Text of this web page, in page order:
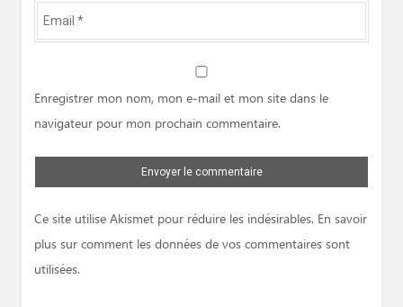
Email
*
Enregistrer mon nom, mon e-mail et mon site dans le
navigateur pour mon prochain commentaire.
Ce site utilise Akismet pour réduire les indésirables. En savoir
plus sur comment les données de vos commentaires sont
utilisées.